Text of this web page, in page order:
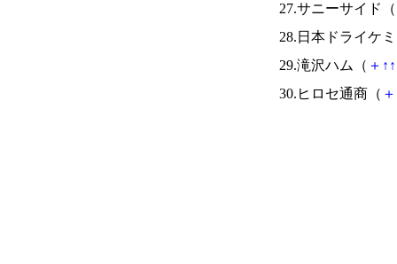
27.サニーサイド（
28.日本ドライケ
29.滝沢ハム（ ＋ ↑ ↑
30.ヒロセ通商（ ＋